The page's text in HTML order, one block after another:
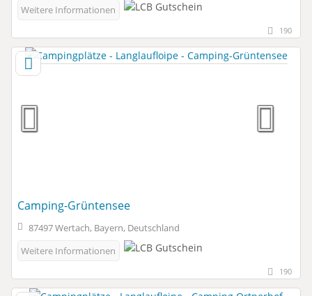
Weitere Informationen
190
Camping-Grüntensee
87497 Wertach, Bayern, Deutschland
Weitere Informationen
190